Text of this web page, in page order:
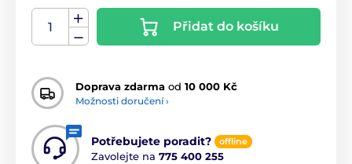
Přidat do košíku
Doprava zdarma od 10 000 Kč
Možnosti doručení ›
Potřebujete poradit? offline
Zavolejte na 775 400 255